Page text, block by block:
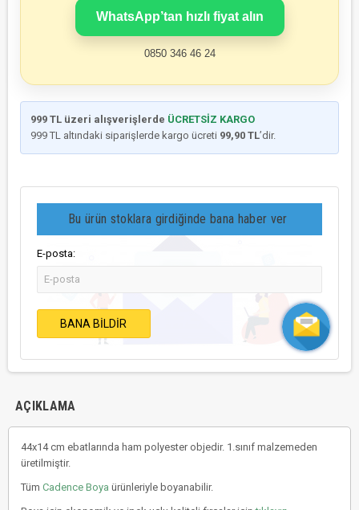
WhatsApp’tan hızlı fiyat alın
0850 346 46 24
999 TL üzeri alışverişlerde ÜCRETSİZ KARGO
999 TL altındaki siparişlerde kargo ücreti 99,90 TL’dir.
Bu ürün stoklara girdiğinde bana haber ver
E-posta:
BANA BILDIR
AÇIKLAMA
44x14 cm ebatlarında ham polyester objedir. 1.sınıf malzemeden
üretilmiştir.
Tüm Cadence Boya ürünleriyle boyanabilir.